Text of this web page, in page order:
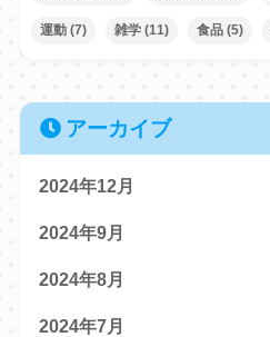
運動(7) 雑学(11) 食品(5)
アーカイブ
2024年12月
2024年9月
2024年8月
2024年7月